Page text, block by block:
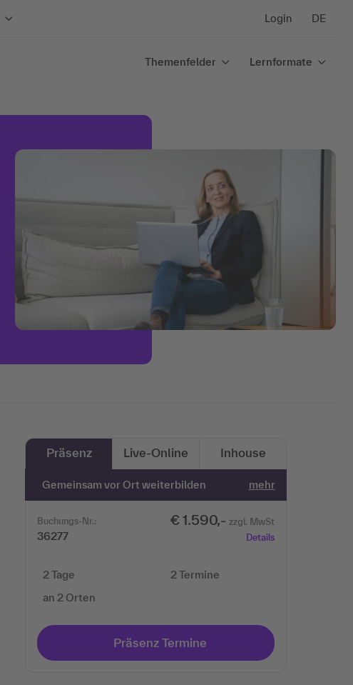
Login DE
Themenfelder Lernformate
Präsenz Live-Online Inhouse
Gemeinsam vor Ort weiterbilden mehr
Buchungs-Nr.:
36277
€ 1.590,- zzgl. MwSt
Details
2 Tage
an 2 Orten
2 Termine
Präsenz Termine